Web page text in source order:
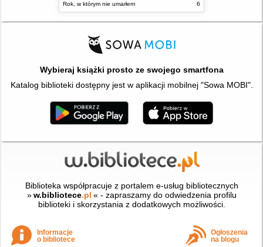
Rok, w którym nie umarłem
6
Wybieraj książki prosto ze swojego smartfona
Katalog biblioteki dostępny jest w aplikacji mobilnej "Sowa MOBI".
Biblioteka współpracuje z portalem e-usług bibliotecznych
» w.bibliotece.pl « - zapraszamy do odwiedzenia profilu
biblioteki i skorzystania z dodatkowych możliwości.
Informacje
o bibliotece
Ogłoszenia
na blogu